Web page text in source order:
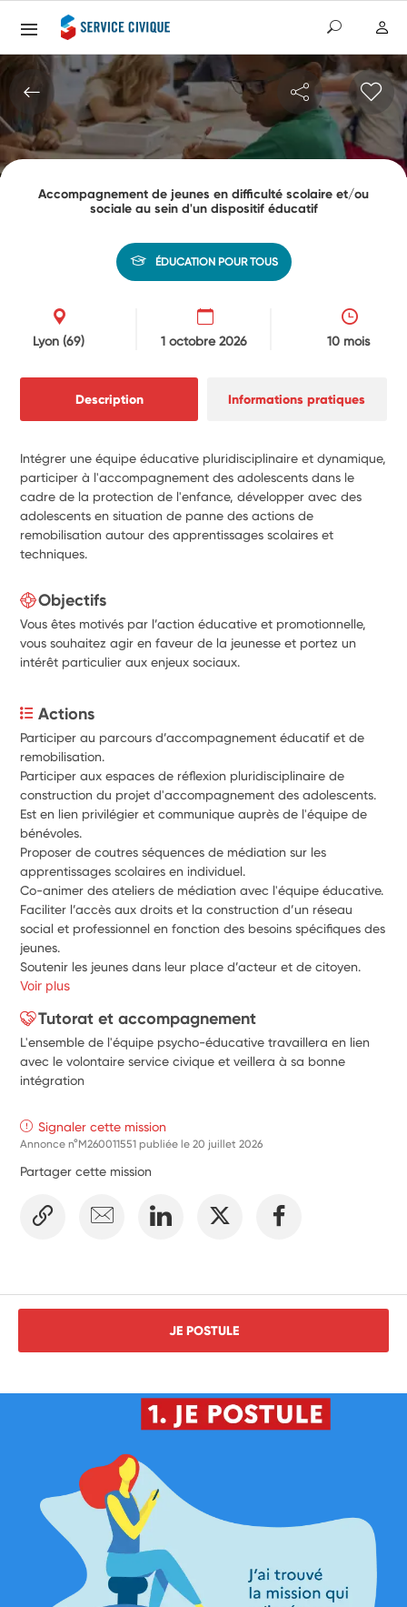
Accompagnement de jeunes en difficulté scolaire et/ou
sociale au sein d'un dispositif éducatif
ÉDUCATION POUR TOUS
Lyon(69) 1 octobre 2026 10 mois
Description Informations pratiques
Intégrer une équipe éducative pluridisciplinaire et dynamique,
participer à l'accompagnement des adolescents dans le
cadre de la protection de l'enfance, développer avec des
adolescents en situation de panne des actions de
remobilisation autour des apprentissages scolaires et
techniques.
Objectifs
Vous êtes motivés par l’action éducative et promotionnelle,
vous souhaitez agir en faveur de la jeunesse et portez un
intérêt particulier aux enjeux sociaux.
Actions
Participer au parcours d’accompagnement éducatif et de
Participer aux espaces de réflexion pluridisciplinaire de
construction du projet d'accompagnement des adolescents.
Est en lien privilégier et communique auprès de l'équipe de
Proposer de coutres séquences de médiation sur les
Co-animer des ateliers de médiation avec l'équipe éducative.
Faciliter l’accès aux droits et la construction d’un réseau
social et professionnel en fonction des besoins spécifiques des
Soutenir les jeunes dans leur place d’acteur et de citoyen.
Voir plus
Tutorat et accompagnement
L'ensemble de l'équipe psycho-éducative travaillera en lien
avec le volontaire service civique et veillera à sa bonne
intégration
Signaler cette mission
Annonce n°M260011551 publiée le20 juillet 2026
Partager cette mission
JE POSTULE